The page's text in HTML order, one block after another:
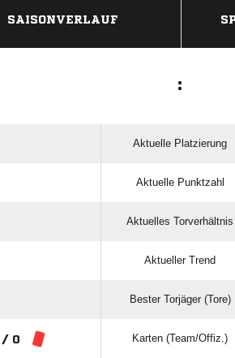
SAISONVERLAUF
:
Aktuelle Platzierung
Aktuelle Punktzahl
Aktuelles Torverhältnis
Aktueller Trend
Bester Torjäger (Tore)
/ 0 Karten (Team/Offiz.)